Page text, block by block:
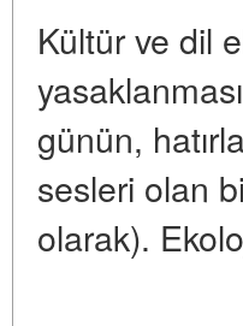
Kültür ve dil
günün,
sesleri olan
olarak).